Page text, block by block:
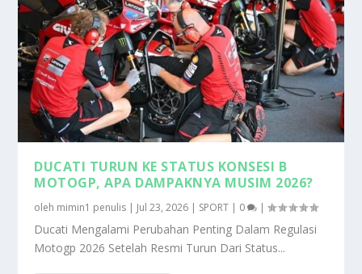
DUCATI TURUN KE STATUS KONSESI B
MOTOGP, APA DAMPAKNYA MUSIM 2026?
oleh mimin1 penulis | Jul 23, 2026 | SPORT | 0 |
Ducati Mengalami Perubahan Penting Dalam Regulasi
Motogp 2026 Setelah Resmi Turun Dari Status...